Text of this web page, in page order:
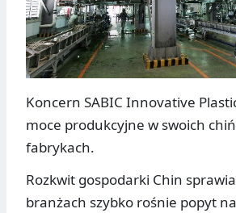
Koncern SABIC Innovative
moce produkcyjne w swoich
fabrykach.
Rozkwit gospodarki Chin
branżach szybko rośnie popyt